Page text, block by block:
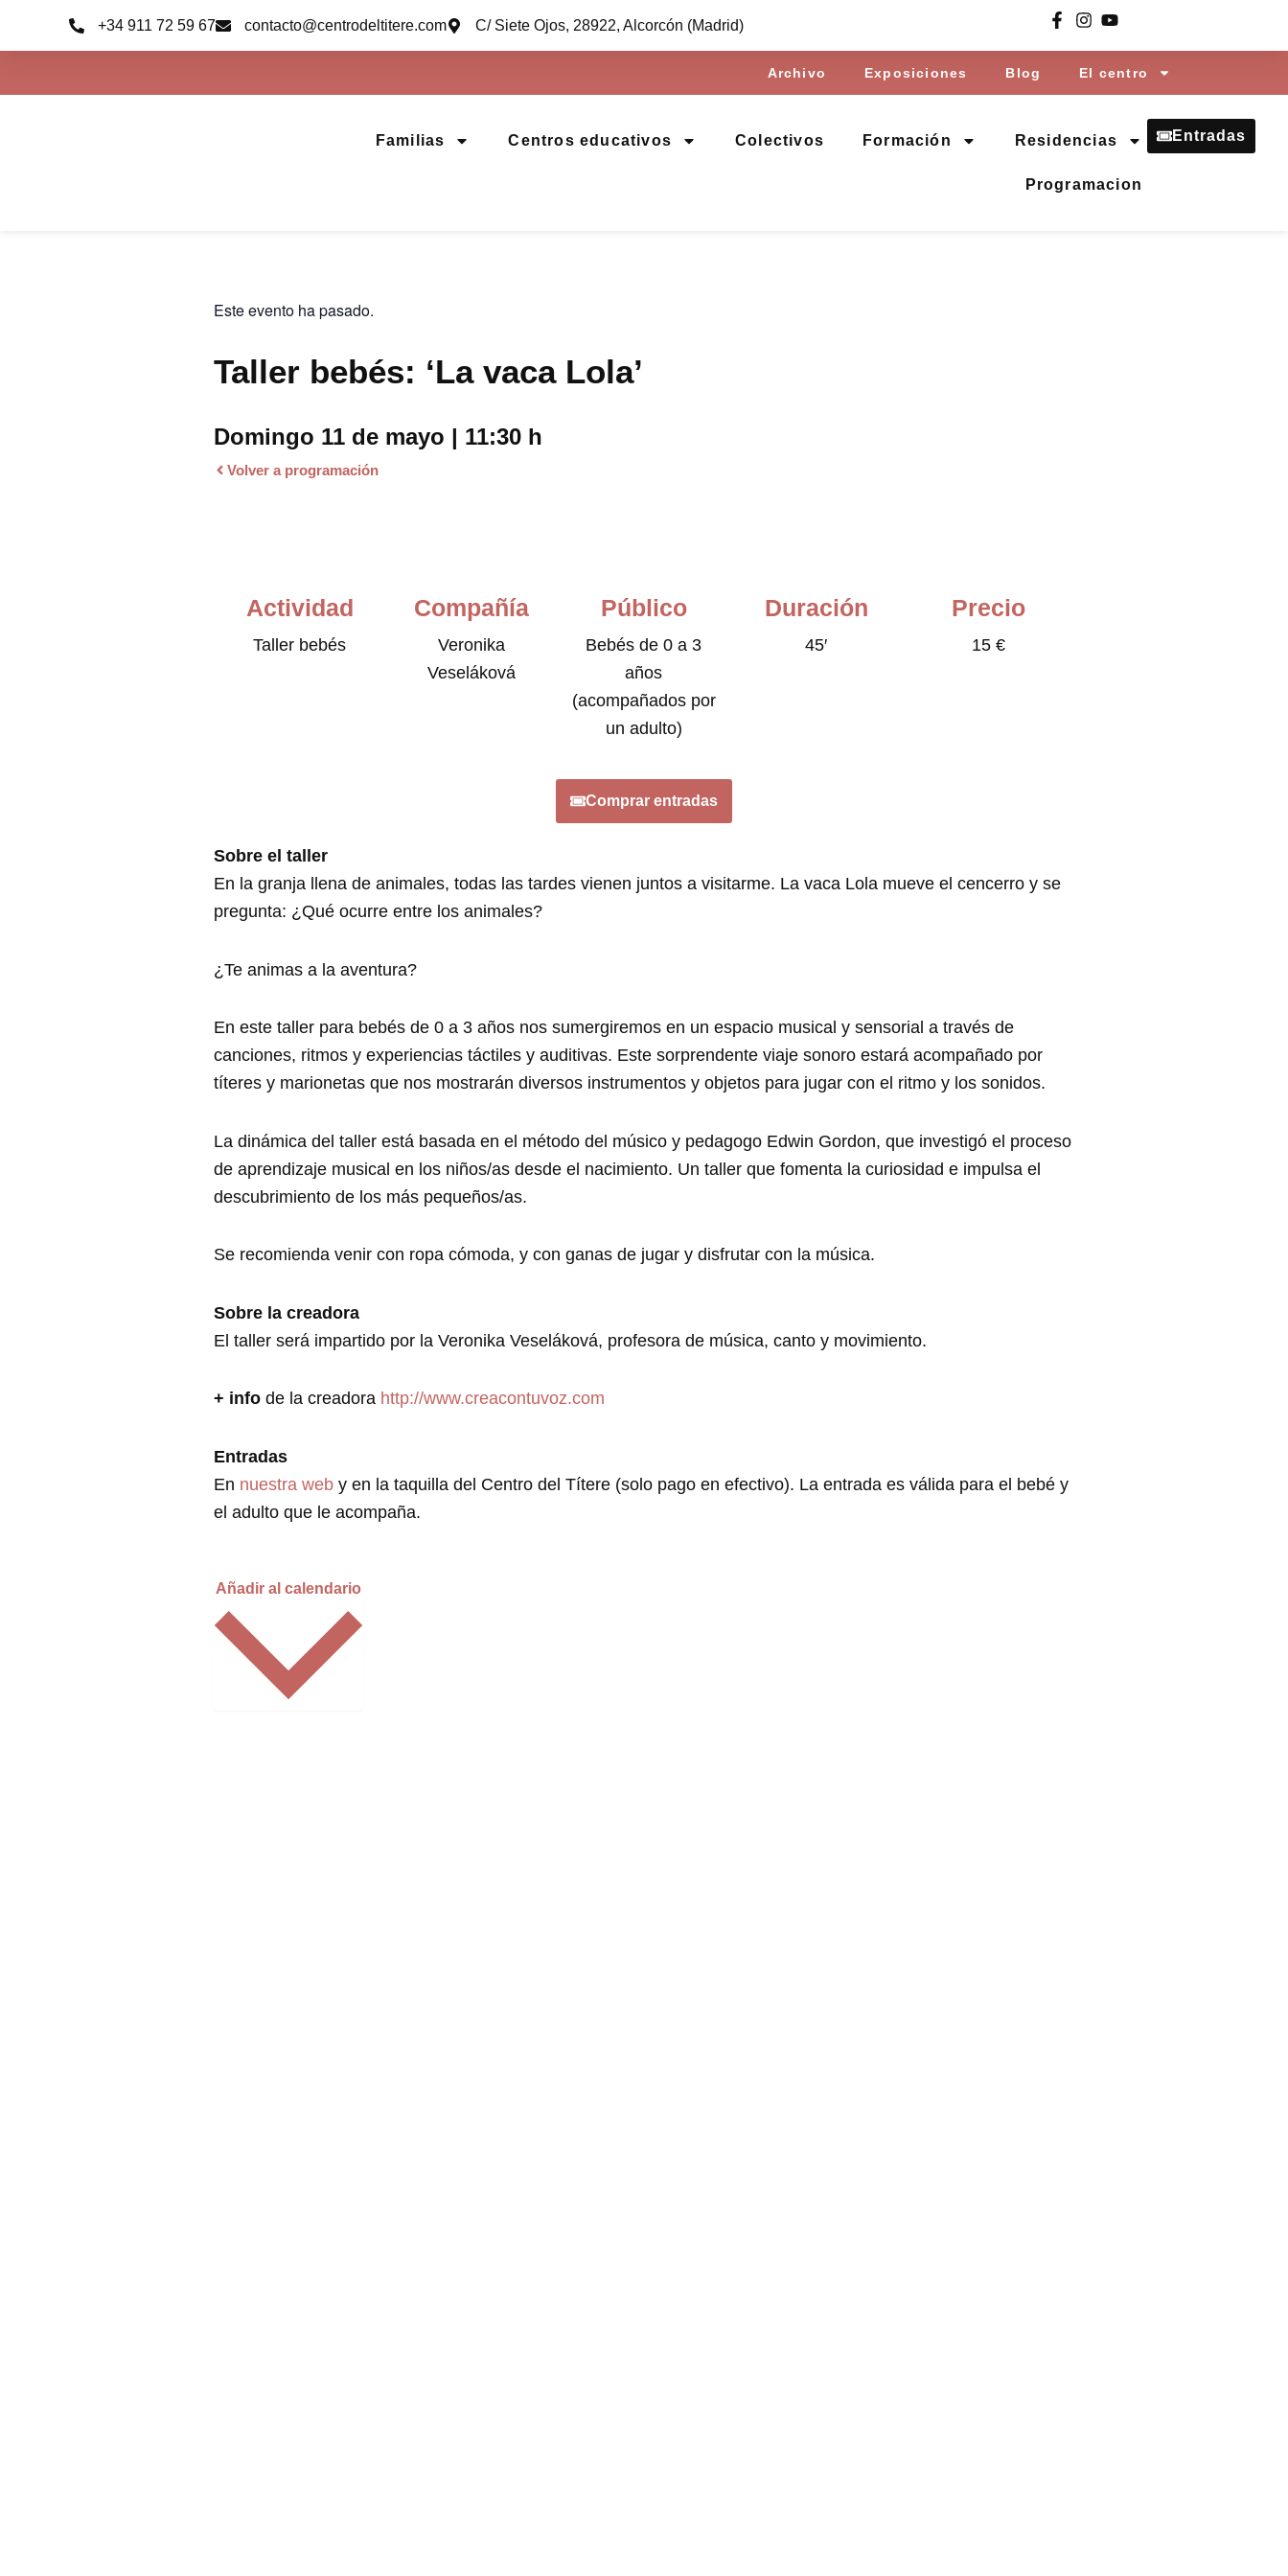
+34 911 72 59 67 contacto@centrodeltitere.com C/ Siete Ojos, 28922, Alcorcón (Madrid)
Archivo Exposiciones Blog El centro
Familias Centros educativos Colectivos Formación Residencias
Programacion
Entradas
Este evento ha pasado.
Taller bebés: ‘La vaca Lola’
Domingo 11 de mayo | 11:30 h
Volver a programación
Actividad
Taller bebés
Compañía
Veronika
Veseláková
Público
Bebés de 0 a 3
años
(acompañados por
un adulto)
Duración
45′
Precio
15 €
Comprar entradas
Sobre el taller
En la granja llena de animales, todas las tardes vienen juntos a visitarme. La vaca Lola mueve el cencerro y se
pregunta: ¿Qué ocurre entre los animales?
¿Te animas a la aventura?
En este taller para bebés de 0 a 3 años nos sumergiremos en un espacio musical y sensorial a través de
canciones, ritmos y experiencias táctiles y auditivas. Este sorprendente viaje sonoro estará acompañado por
títeres y marionetas que nos mostrarán diversos instrumentos y objetos para jugar con el ritmo y los sonidos.
La dinámica del taller está basada en el método del músico y pedagogo Edwin Gordon, que investigó el proceso
de aprendizaje musical en los niños/as desde el nacimiento. Un taller que fomenta la curiosidad e impulsa el
descubrimiento de los más pequeños/as.
Se recomienda venir con ropa cómoda, y con ganas de jugar y disfrutar con la música.
Sobre la creadora
El taller será impartido por la Veronika Veseláková, profesora de música, canto y movimiento.
+ info de la creadora http://www.creacontuvoz.com
Entradas
En nuestra web y en la taquilla del Centro del Títere (solo pago en efectivo). La entrada es válida para el bebé y
el adulto que le acompaña.